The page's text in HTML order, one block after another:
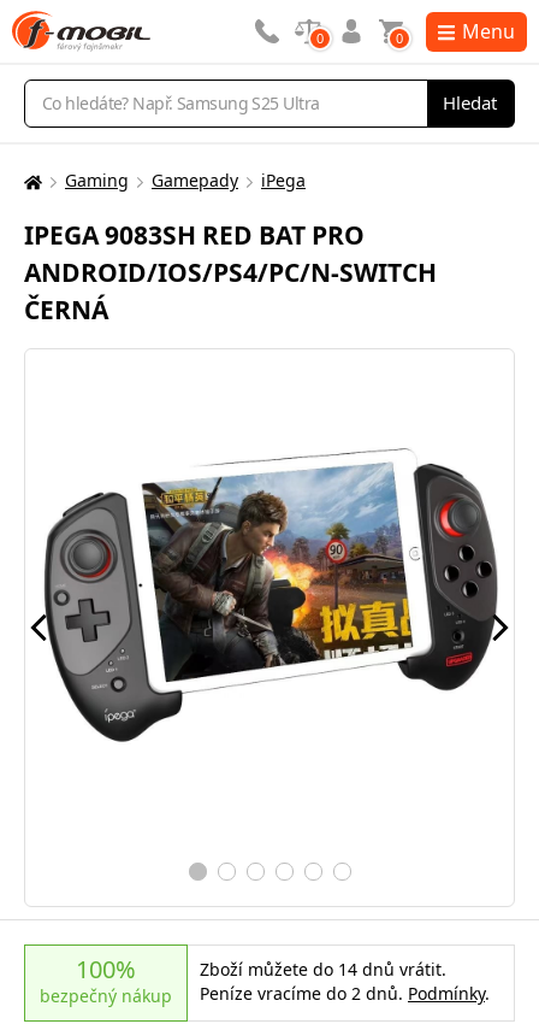
Vyhledávání
Hledat
0 0 Menu
Zde
nacházíte:
Gaming Gamepady iPega
IPEGA 9083SH RED BAT PRO
ANDROID/IOS/PS4/PC/N-SWITCH
ČERNÁ
100%
bezpečný nákup
Zboží můžete do 14 dnů vrátit.
Peníze vracíme do 2 dnů. Podmínky.